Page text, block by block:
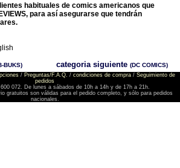
habituales de comics americanos que
para así asegurarse que tendrán
BUKS) categoria siguiente (DC COMICS)
/ Preguntas/F.A.Q. / condiciones de compra/ Seguimiento de
pedidos
072. De lunes a sábados de 10h a 14h y de 17h a 21h.
gratuitos son válidas para el pedido completo, y sólo para pedidos
nacionales.